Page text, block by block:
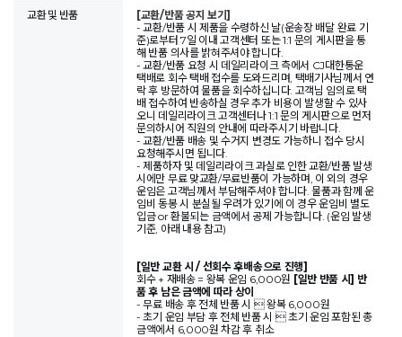
교환 및 반품
[교환/반품 공지 보기]
- 교환/반품 시 제품을 수령하신 날(운송장 배달 완료 기
준)로부터 7일 이내 고객센터 또는 1:1 문의 게시판을 통
해 반품 의사를 밝혀주셔야 합니다.
- 교환/반품 요청 시 데일리라이크 측에서 CJ대한통운
택배로 회수 택배 접수를 도와드리며, 택배기사님께서 연
락 후 방문하여 물품을 회수하십니다. 고객님 임의로 택
배 접수하여 반송하실 경우 추가 비용이 발생할 수 있사
오니 데일리라이크 고객센터나 1:1 문의 게시판으로 먼저
문의하시어 직원의 안내에 따라주시기 바랍니다.
- 교환/반품 배송 및 수거지 변경도 가능하니 접수 당시
요청해주시면 됩니다.
- 제품하자 및 데일리라이크 과실로 인한 교환/반품 발생
시에만 무료 맞교환/무료반품이 가능하며, 이 외의 경우
운임은 고객님께서 부담해주셔야 합니다. 물품과 함께 운
임비 동봉 시 분실될 우려가 있기에 이 경우 운임비 별도
입금 or 환불되는 금액에서 공제 가능합니다. (운임 발생
기준, 아래 내용 참고)
[일반 교환 시 / 선회수 후배송으로 진행]
회수 + 재배송 = 왕복 운임 6,000원 [일반 반품 시] 반
품 후 남은 금액에 따라 상이
- 무료 배송 후 전체 반품 시  왕복 6,000원
- 초기 운임 부담 후 전체 반품 시  초기 운임 포함된 총
금액에서 6,000원 차감 후 취소